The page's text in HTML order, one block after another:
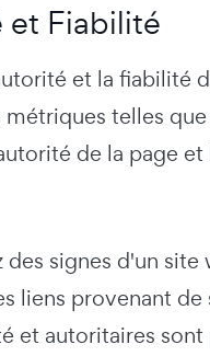
Fiabilité
et la fiabilité
métriques telles
de la page et
des signes d'un
liens provenant de
et autoritaires